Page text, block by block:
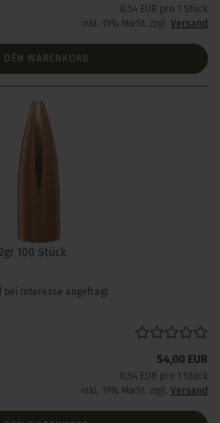
0,54 EUR pro 1 Stück
inkl. 19% MwSt. zzgl. Versand
DEN WARENKORB
100 Stück
bei Interesse angefragt
54,00 EUR
0,54 EUR pro 1 Stück
inkl. 19% MwSt. zzgl. Versand